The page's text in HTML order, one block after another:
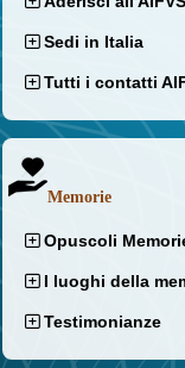
Sedi in Italia
Tutti i contatti
Memorie
Opuscoli
I luoghi della
Testimonianze